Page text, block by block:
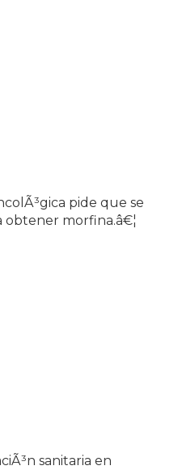
pide que se
obtener morfina.â€¦
sanitaria en